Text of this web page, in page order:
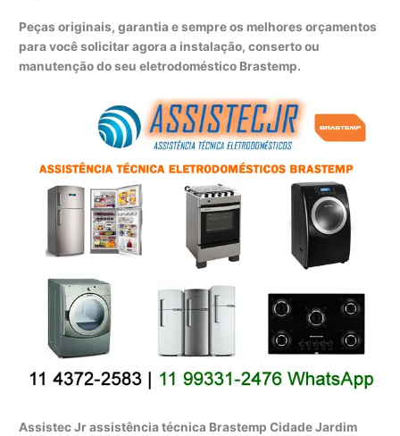
Peças originais, garantia e sempre os melhores orçamentos
para você solicitar agora a instalação, conserto ou
manutenção do seu eletrodoméstico Brastemp.
Assistec Jr assistência técnica Brastemp Cidade Jardim